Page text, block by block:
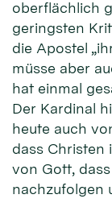
oberflächlich
geringsten
die Apostel
müsse aber
hat einmal
Der Kardinal
heute auch
dass Christen
von Gott,
nachzufolgen